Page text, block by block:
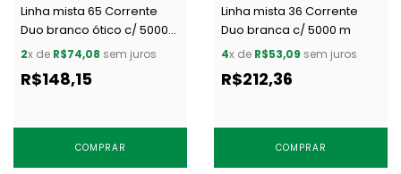
Linha mista 65 Corrente
Duo branco ótico c/ 5000
m
2x de R$74,08 sem juros
R$148,15
COMPRAR
Linha mista 36 Corrente
Duo branca c/ 5000 m
4x de R$53,09 sem juros
R$212,36
COMPRAR